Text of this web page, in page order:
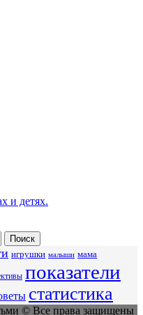
и детях.
игрушки малыши мама
показатели
статистика
© Все права защищены